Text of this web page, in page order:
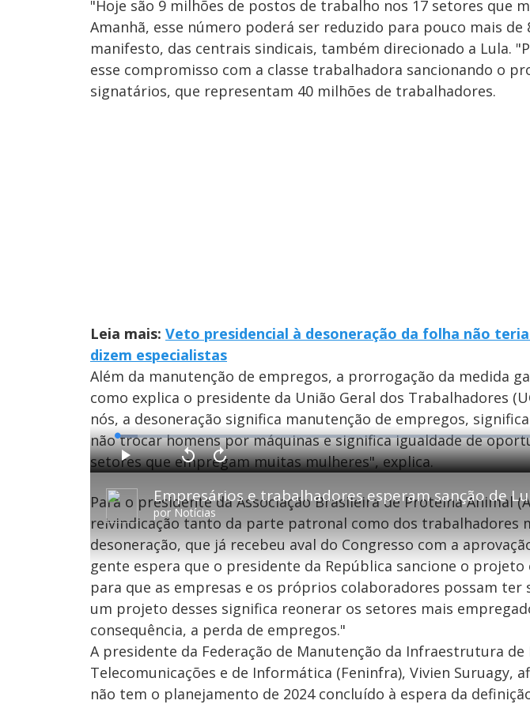
"Hoje são 9 milhões de postos de trabalho nos 17 setores que
Amanhã, esse número poderá ser reduzido para pouco mais
manifesto, das centrais sindicais, também direcionado a Lula.
esse compromisso com a classe trabalhadora sancionando o
signatários, que representam 40 milhões de trabalhadores.
Leia mais: Veto presidencial à desoneração da folha não
dizem especialistas
Além da manutenção de empregos, a prorrogação da medida
como explica o presidente da União Geral dos Trabalhadores
nós, a desoneração significa manutenção de empregos,
não trocar homens por máquinas e significa igualdade de
setores que empregam muitas mulheres", explica.
P
l
a
porNotícias
P
l
y
V
o
t
a
r
1
0
s
g
u
n
d
s
A
v
n
ç
a
1
0
s
e
g
u
n
o
s
M
u
o
L
o
a
d
e
.
9
%
Para o presidente da Associação Brasileira de Proteína Animal
reivindicação tanto da parte patronal como dos trabalhadores
desoneração, que já recebeu aval do Congresso com a
gente espera que o presidente da República sancione o
para que as empresas e os próprios colaboradores possam ter
um projeto desses significa reonerar os setores mais
consequência, a perda de empregos."
A presidente da Federação de Manutenção da Infraestrutura de
Telecomunicações e de Informática (Feninfra), Vivien Suruagy,
não tem o planejamento de 2024 concluído à espera da